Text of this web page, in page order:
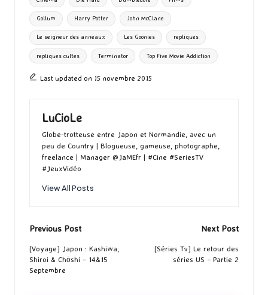
o
k
o
n
r
g
er
Gollum Harry Potter John McClane
Le seigneur des anneaux Les Goonies repliques
repliques cultes Terminator Top Five Movie Addiction
Last updated on 15 novembre 2015
LuCioLe
Globe-trotteuse entre Japon et Normandie, avec un
peu de Country | Blogueuse, gameuse, photographe,
freelance | Manager @JaMEfr | #Cine #SeriesTV
#JeuxVidéo
View All Posts
Post
navigation
Previous Post
[Voyage] Japon : Kashiwa,
Shiroi & Chōshi – 14&15
Septembre
Next Post
[Séries Tv] Le retour des
séries US – Partie 2